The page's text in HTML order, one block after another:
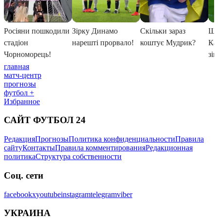
главная
матч-центр
прогнозы
футбол +
Избранное
САЙТ ФУТБОЛ 24
РедакцияПрогнозыПолитика конфиденциальностиПравила
сайтуКонтактыПравила комментированияРедакционная
политикаСтруктура собственности
Соц. сети
facebookxyoutubeinstagramtelegramviber
УКРАИНА